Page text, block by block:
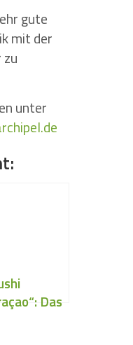
gute
mit der
unter
Das